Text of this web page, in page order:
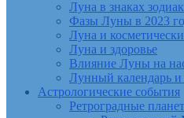
Луна в знаках
Фазы Луны в 2023
Луна и
Луна и здоровье
Влияние Луны на
Лунный календарь и
Астрологические события
Ретроградные